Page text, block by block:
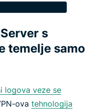
povjerljivi uz
s
temelje samo
logova veze se
ova tehnologija